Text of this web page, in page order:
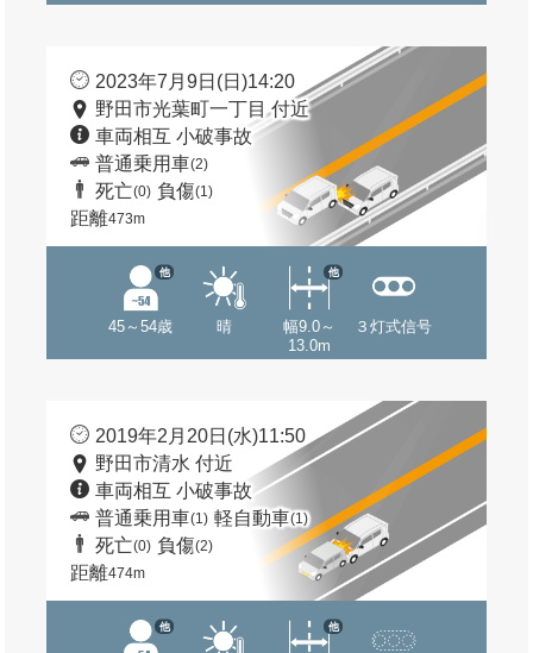
2023年7月9日(日)14:20
野田市光葉町一丁目 付近
車両相互 小破事故
普通乗用車(2)
死亡(0) 負傷(1)
距離473m
45～54歳
他
晴
幅9.0～
13.0m
他
３灯式信号
2019年2月20日(水)11:50
野田市清水 付近
車両相互 小破事故
普通乗用車(1) 軽自動車(1)
死亡(0) 負傷(2)
距離474m
他 他